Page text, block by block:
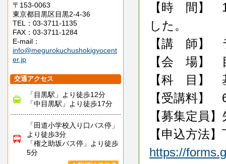
〒153-0063
東京都目黒区目黒2-4-36
TEL：03-3711-1135
FAX：03-3711-1284
E-mail：
info@megurokuchushokigyocent
er.jp
交通アクセス
「目黒駅」より徒歩12分
「中目黒駅」より徒歩17分
「田道小学校入り口バス停」
より徒歩3分
「権之助坂バス停」より徒歩
5分
【時 間】
した。
【講 師】
【会 場】
【科 目】
【受講料】
【募集定員
【申込方法
https://